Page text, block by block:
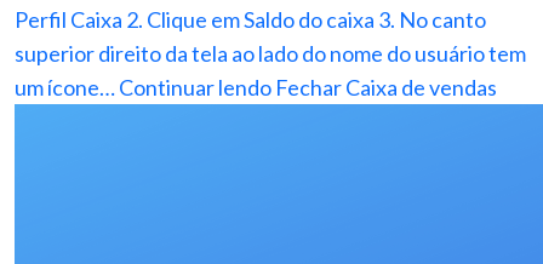
Perfil Caixa 2. Clique em Saldo do caixa 3. No canto
superior direito da tela ao lado do nome do usuário tem
um ícone…Continuar lendo Fechar Caixa de vendas